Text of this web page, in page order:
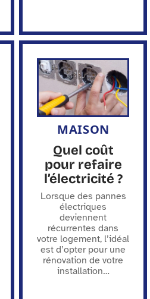
MAISON
Quel coût
pour refaire
l’électricité ?
Lorsque des pannes
électriques
deviennent
récurrentes dans
votre logement, l’idéal
est d’opter pour une
rénovation de votre
installation…